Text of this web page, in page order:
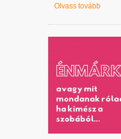
Olvass tovább